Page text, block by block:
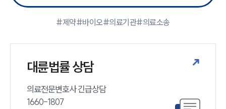
#제약#바이오#의료기관#의료소송
대륜법률 상담
의료전문변호사 긴급상담
1660-1807